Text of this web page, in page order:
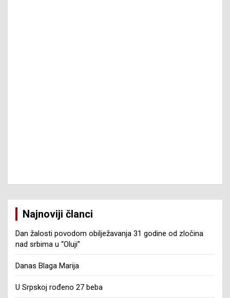
Najnoviji članci
Dan žalosti povodom obilježavanja 31 godine od zločina
nad srbima u “Oluji”
Danas Blaga Marija
U Srpskoj rođeno 27 beba